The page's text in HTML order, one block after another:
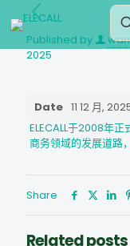
Published by
2025
Date 11 12 月,
ELECALL于2008年
商务领域的发展道路
Share
Related posts